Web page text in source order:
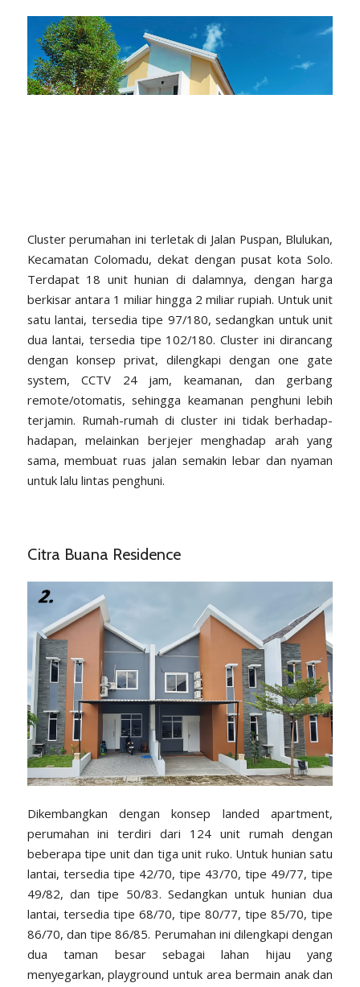
Cluster perumahan ini terletak di Jalan Puspan, Blulukan,
Kecamatan Colomadu, dekat dengan pusat kota Solo.
Terdapat 18 unit hunian di dalamnya, dengan harga
berkisar antara 1 miliar hingga 2 miliar rupiah. Untuk unit
satu lantai, tersedia tipe 97/180, sedangkan untuk unit
dua lantai, tersedia tipe 102/180. Cluster ini dirancang
dengan konsep privat, dilengkapi dengan one gate
system, CCTV 24 jam, keamanan, dan gerbang
remote/otomatis, sehingga keamanan penghuni lebih
terjamin. Rumah-rumah di cluster ini tidak berhadap-
hadapan, melainkan berjejer menghadap arah yang
sama, membuat ruas jalan semakin lebar dan nyaman
untuk lalu lintas penghuni.
Citra Buana Residence
Dikembangkan dengan konsep landed apartment,
perumahan ini terdiri dari 124 unit rumah dengan
beberapa tipe unit dan tiga unit ruko. Untuk hunian satu
lantai, tersedia tipe 42/70, tipe 43/70, tipe 49/77, tipe
49/82, dan tipe 50/83. Sedangkan untuk hunian dua
lantai, tersedia tipe 68/70, tipe 80/77, tipe 85/70, tipe
86/70, dan tipe 86/85. Perumahan ini dilengkapi dengan
dua taman besar sebagai lahan hijau yang
menyegarkan, playground untuk area bermain anak dan